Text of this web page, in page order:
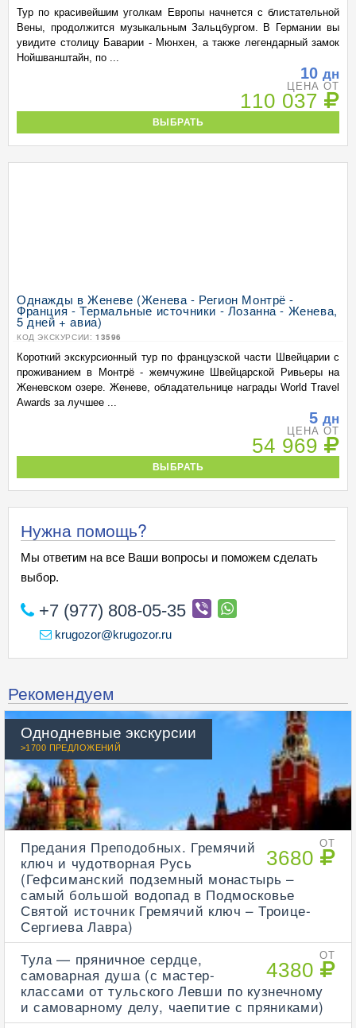
Тур по красивейшим уголкам Европы начнется с блистательной
Вены, продолжится музыкальным Зальцбургом. В Германии вы
увидите столицу Баварии - Мюнхен, а также легендарный замок
Нойшванштайн, по ...
10 дн
ЦЕНА ОТ
110 037
ВЫБРАТЬ
Однажды в Женеве (Женева - Регион Монтрё -
Франция - Термальные источники - Лозанна - Женева,
5 дней + авиа)
КОД ЭКСКУРСИИ: 13596
Короткий экскурсионный тур по французской части Швейцарии с
проживанием в Монтрё - жемчужине Швейцарской Ривьеры на
Женевском озере. Женеве, обладательнице награды World Travel
Awards за лучшее ...
5 дн
ЦЕНА ОТ
54 969
ВЫБРАТЬ
Нужна помощь?
Мы ответим на все Ваши вопросы и поможем сделать
выбор.
+7 (977) 808-05-35
krugozor@krugozor.ru
Рекомендуем
Однодневные экскурсии
>1700 ПРЕДЛОЖЕНИЙ
ОТ
3680
Предания Преподобных. Гремячий
ключ и чудотворная Русь
(Гефсиманский подземный монастырь –
самый большой водопад в Подмосковье
Святой источник Гремячий ключ – Троице-
Сергиева Лавра)
ОТ
4380
Тула — пряничное сердце,
самоварная душа (с мастер-
классами от тульского Левши по кузнечному
и самоварному делу, чаепитие с пряниками)